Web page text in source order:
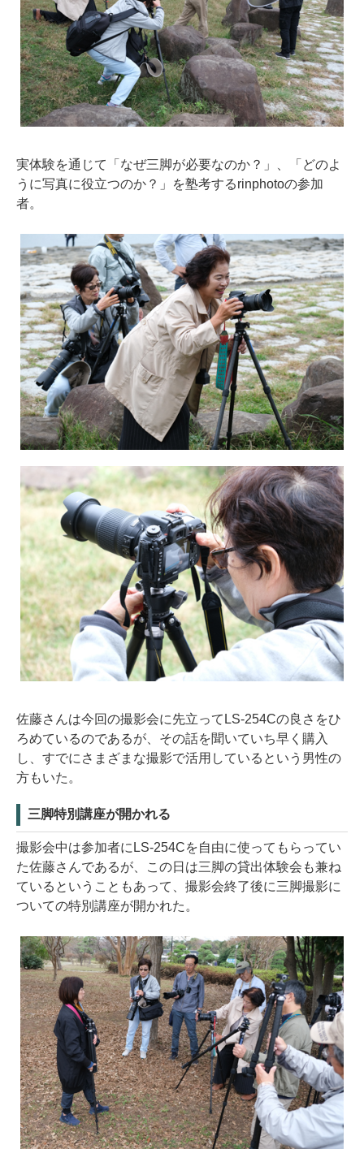
実体験を通じて「なぜ三脚が必要なのか？」、「どのよ
うに写真に役立つのか？」を塾考するrinphotoの参加
者。
佐藤さんは今回の撮影会に先立ってLS-254Cの良さをひ
ろめているのであるが、その話を聞いていち早く購入
し、すでにさまざまな撮影で活用しているという男性の
方もいた。
三脚特別講座が開かれる
撮影会中は参加者にLS-254Cを自由に使ってもらってい
た佐藤さんであるが、この日は三脚の貸出体験会も兼ね
ているということもあって、撮影会終了後に三脚撮影に
ついての特別講座が開かれた。